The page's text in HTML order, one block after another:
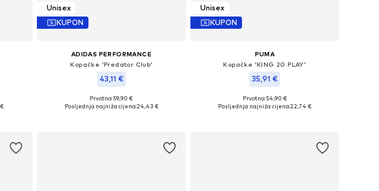
Unisex
KUPON
ADIDAS PERFORMANCE
Kopačke 'Predator Club'
43,11 €
Dostupne veličine: 39-39,5
Prvotno: 59,90 €
Posljednja najniža cijena:24,43 €
Unisex
KUPON
PUMA
Kopačke 'KING 20 PLAY'
35,91 €
Dostupno u više veličina
Prvotno: 54,90 €
Posljednja najniža cijena:22,74 €